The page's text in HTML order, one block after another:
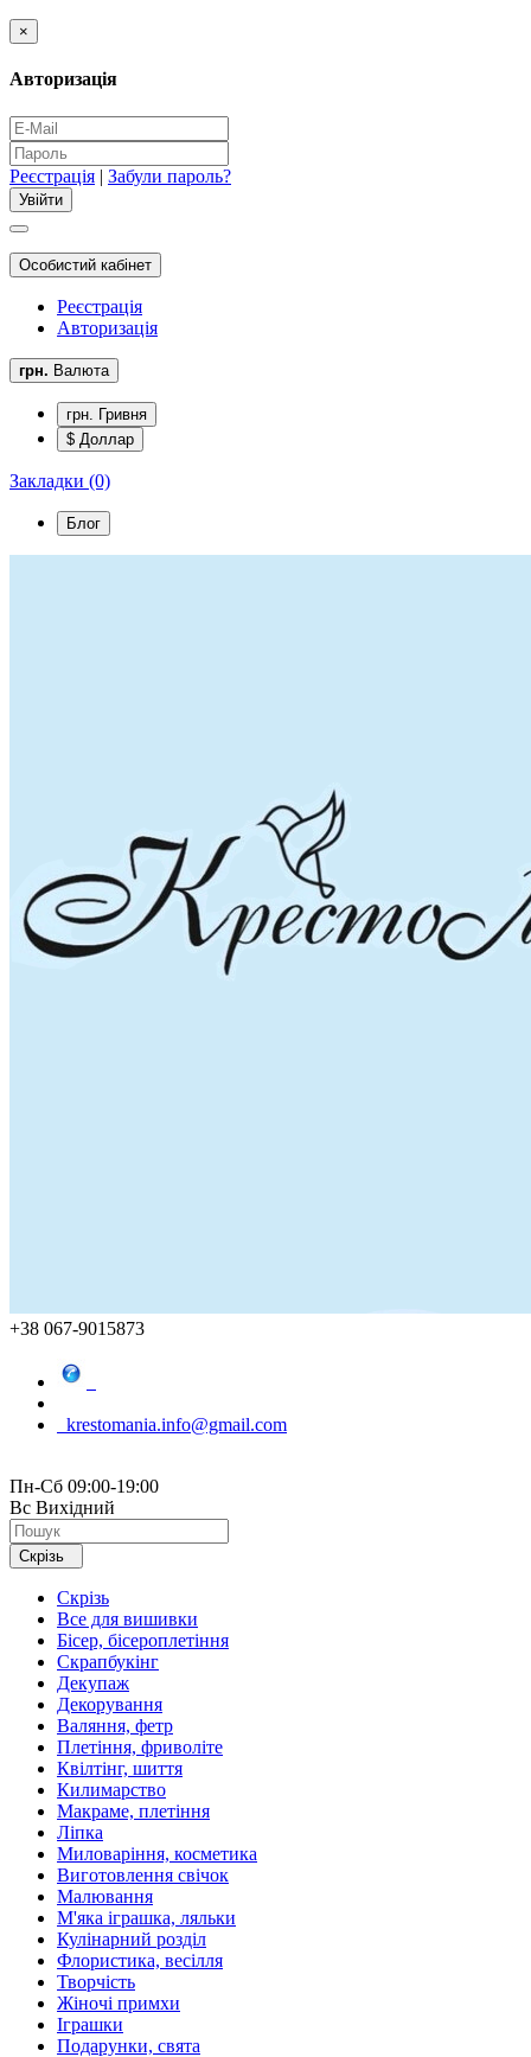
×
Авторизація
Реєстрація | Забули пароль?
Особистий кабінет
Реєстрація
Авторизація
грн. Валюта
грн. Гривня
$ Доллар
Закладки (0)
Блог
+38 067-9015873
krestomania.info@gmail.com
Пн-Сб 09:00-19:00
Вс Вихідний
Скрізь
Скрізь
Все для вишивки
Бісер, бісероплетіння
Скрапбукінг
Декупаж
Декорування
Валяння, фетр
Плетіння, фриволіте
Квілтінг, шиття
Килимарство
Макраме, плетіння
Ліпка
Миловаріння, косметика
Виготовлення свічок
Малювання
М'яка іграшка, ляльки
Кулінарний розділ
Флористика, весілля
Творчість
Жіночі примхи
Іграшки
Подарунки, свята